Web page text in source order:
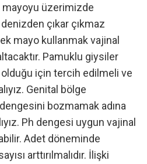
mayoyu üzerimizde
çıkar çıkmaz
mayo kullanmak vajinal
Pamuklu giysiler
olduğu için tercih edilmeli ve
Genital bölge
bozmamak adına
Ph dengesi uygun vajinal
Adet döneminde
arttırılmalıdır. İlişki